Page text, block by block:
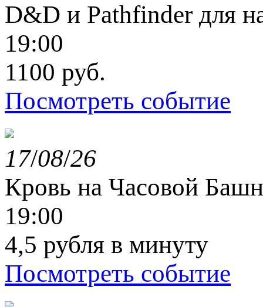
D&D и Pathfinder для
19:00
1100 руб.
Посмотреть событие
17/08/26
Кровь на Часовой
19:00
4,5 рубля в минуту
Посмотреть событие